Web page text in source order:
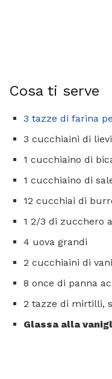
Cosa ti serve
3 tazze di farina
3 cucchiaini di
1 cucchiaino di
1 cucchiaino di
12 cucchiai di
1 2/3 di zucchero
4 uova grandi
2 cucchiaini di
8 once di panna
2 tazze di mirtilli,
Glassa alla